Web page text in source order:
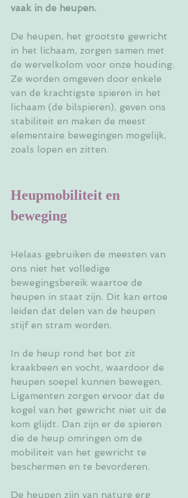
vaak in de heupen.
De heupen, het grootste gewricht
in het lichaam, zorgen samen met
de wervelkolom voor onze houding.
Ze worden omgeven door enkele
van de krachtigste spieren in het
lichaam (de bilspieren), geven ons
stabiliteit en maken de meest
elementaire bewegingen mogelijk,
zoals lopen en zitten.
Heupmobiliteit en
beweging
Helaas gebruiken de meesten van
ons niet het volledige
bewegingsbereik waartoe de
heupen in staat zijn. Dit kan ertoe
leiden dat delen van de heupen
stijf en stram worden.
In de heup rond het bot zit
kraakbeen en vocht, waardoor de
heupen soepel kunnen bewegen.
Ligamenten zorgen ervoor dat de
kogel van het gewricht niet uit de
kom glijdt. Dan zijn er de spieren
die de heup omringen om de
mobiliteit van het gewricht te
beschermen en te bevorderen.
De heupen zijn van nature erg